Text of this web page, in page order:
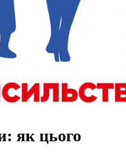
як цього